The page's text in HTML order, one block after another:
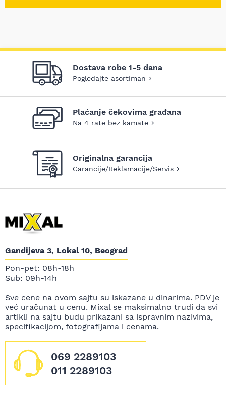
Dostava robe 1-5 dana
Pogledajte asortiman
Plaćanje čekovima građana
Na 4 rate bez kamate
Originalna garancija
Garancije/Reklamacije/Servis
Gandijeva 3, Lokal 10, Beograd
Pon-pet: 08h-18h
Sub: 09h-14h
Sve cene na ovom sajtu su iskazane u dinarima. PDV je
već uračunat u cenu. Mixal se maksimalno trudi da svi
artikli na sajtu budu prikazani sa ispravnim nazivima,
specifikacijom, fotografijama i cenama.
069 2289103
011 2289103